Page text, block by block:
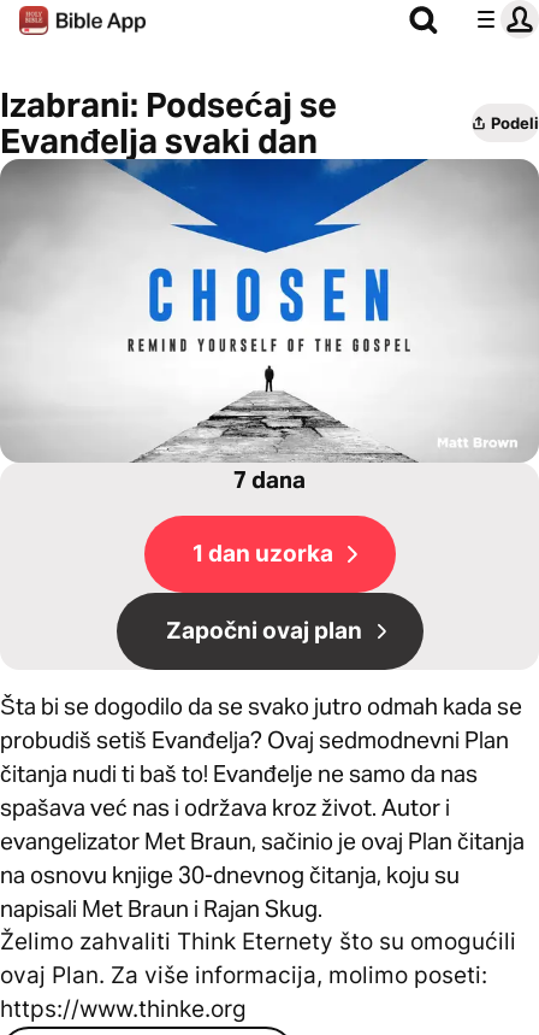
Izabrani: Podsećaj se
Evanđelja svaki dan
Podeli
7 dana
1 dan uzorka
Započni ovaj plan
Šta bi se dogodilo da se svako jutro odmah kada se
probudiš setiš Evanđelja? Ovaj sedmodnevni Plan
čitanja nudi ti baš to! Evanđelje ne samo da nas
spašava već nas i održava kroz život. Autor i
evangelizator Met Braun, sačinio je ovaj Plan čitanja
na osnovu knjige 30-dnevnog čitanja, koju su
napisali Met Braun i Rajan Skug.
Želimo zahvaliti Think Eternety što su omogućili
ovaj Plan. Za više informacija, molimo poseti:
https://www.thinke.org